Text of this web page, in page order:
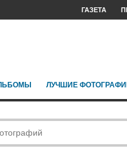
ГАЗЕТА
ЛУЧШИЕ